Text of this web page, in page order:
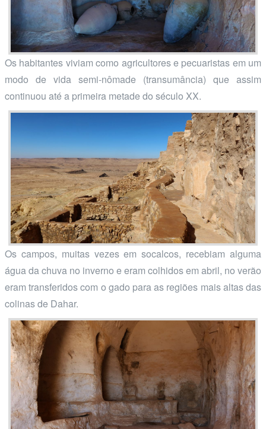
Os habitantes viviam como agricultores e pecuaristas em um
modo de vida semi-nômade (transumância) que assim
continuou até a primeira metade do século XX.
Os campos, muitas vezes em socalcos, recebiam alguma
água da chuva no inverno e eram colhidos em abril, no verão
eram transferidos com o gado para as regiões mais altas das
colinas de Dahar.